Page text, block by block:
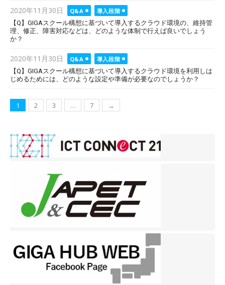
Posted
on
2020年11月30日 Q&A
導入段階
【Q】GIGAスクール構想に基づいて導入するクラウド環境の、維持管
理、修正、障害対応などは、どのような体制で行えば良いでしょう
か？
Posted
on
2020年11月30日 Q&A
導入段階
【Q】GIGAスクール構想に基づいて導入するクラウド環境を利用しは
じめるためには、どのような設定や準備が必要なのでしょうか？
投
ナ
ビ
ゲ
ョ
1 2 3 … 7 →